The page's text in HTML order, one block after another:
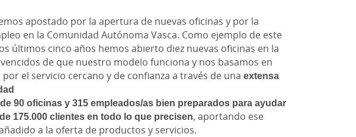
apostado por la apertura de nuevas oficinas y por la
en la Comunidad Autónoma Vasca. Como ejemplo de este
últimos cinco años hemos abierto diez nuevas oficinas en la
de que nuestro modelo funciona y nos basamos en
el servicio cercano y de confianza a través de una extensa
90 oficinas y 315 empleados/as bien preparados para ayudar
175.000 clientes en todo lo que precisen, aportando ese
a la oferta de productos y servicios.